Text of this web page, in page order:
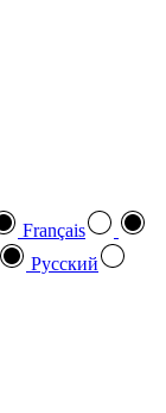
Français
Pусский